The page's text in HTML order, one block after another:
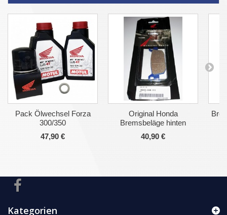
Pack Ölwechsel Forza
300/350
47,90 €
Original Honda
Bremsbeläge hinten
40,90 €
Kategorien